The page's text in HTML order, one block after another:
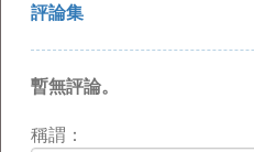
評論集
暫無評論。
稱謂：